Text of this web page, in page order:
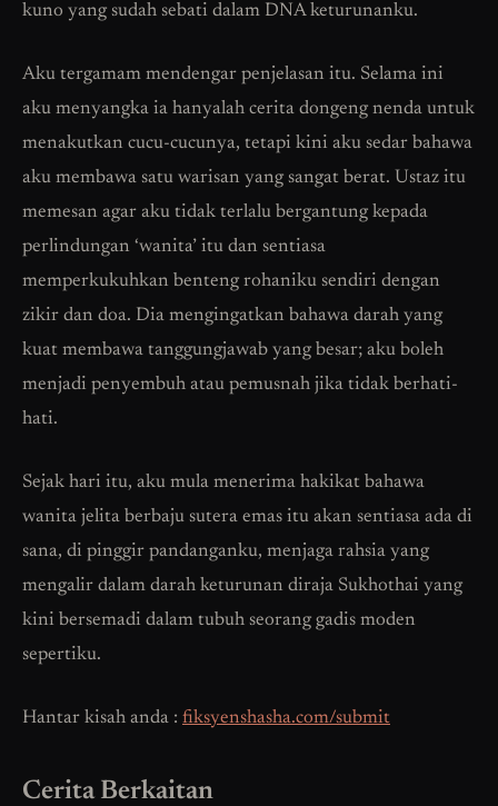
kuno yang sudah sebati dalam DNA keturunanku.
Aku tergamam mendengar penjelasan itu. Selama ini
aku menyangka ia hanyalah cerita dongeng nenda untuk
menakutkan cucu-cucunya, tetapi kini aku sedar bahawa
aku membawa satu warisan yang sangat berat. Ustaz itu
memesan agar aku tidak terlalu bergantung kepada
perlindungan ‘wanita’ itu dan sentiasa
memperkukuhkan benteng rohaniku sendiri dengan
zikir dan doa. Dia mengingatkan bahawa darah yang
kuat membawa tanggungjawab yang besar; aku boleh
menjadi penyembuh atau pemusnah jika tidak berhati-
hati.
Sejak hari itu, aku mula menerima hakikat bahawa
wanita jelita berbaju sutera emas itu akan sentiasa ada di
sana, di pinggir pandanganku, menjaga rahsia yang
mengalir dalam darah keturunan diraja Sukhothai yang
kini bersemadi dalam tubuh seorang gadis moden
sepertiku.
Hantar kisah anda : fiksyenshasha.com/submit
Cerita Berkaitan